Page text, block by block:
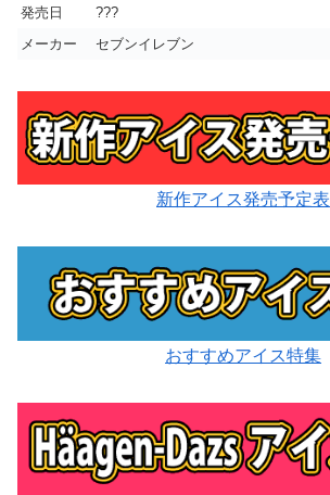
発売日
???
メーカー
セブンイレブン
新作アイス発売予定表
おすすめアイス特集